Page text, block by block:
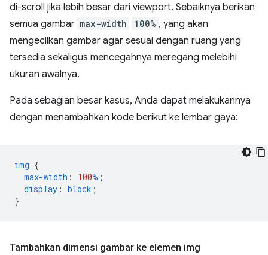
di-scroll jika lebih besar dari viewport. Sebaiknya berikan
semua gambar max-width 100% , yang akan
mengecilkan gambar agar sesuai dengan ruang yang
tersedia sekaligus mencegahnya meregang melebihi
ukuran awalnya.
Pada sebagian besar kasus, Anda dapat melakukannya
dengan menambahkan kode berikut ke lembar gaya:
img {
max-width : 100% ;
display : block ;
}
Tambahkan dimensi gambar ke elemen img